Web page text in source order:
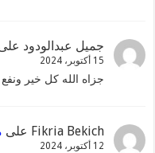
جميل عبدالودود
15 أكتوبر، 2024
جزاه الله كل خير
Fikria Bekich على
12 أكتوبر، 2024